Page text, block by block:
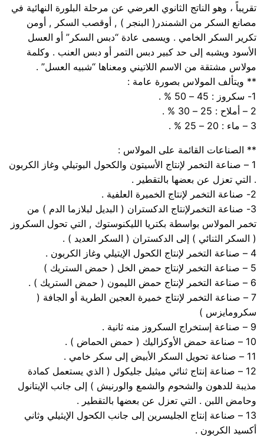
تقريباً ، وهو الناتج الثانوي العرضي عن مرحلة البلورة النهائية في
مصانع السكر من الشمندر( البنجر ) , أوقصب السكر , أومن
تكرير السكر الخامي . ويسمى عادة “دبس السكر” أو العسل
الأسود ويشبه إلى حد كبير دبس التمر أو دبس العنب . وكلمة
مولاس مشتقة من الاسم اللاتيني ومعناها “شبيه العسل” .
** ويتألف المولاس بصورة عامة :
1- سكروز : 45 – 50 % .
2 – أملاح : 25 – 30 % .
3 – ماء : 20 – 25 % .
** الصناعات القائمة على المولاس :
1 – صناعة التخمر لإنتاج الأسيتون والكحول البوتيلي وغاز الكربون
. التي تعزل عن بعضها بالتقطير .
2- صناعة التخمر لإنتاج الخميرة العلفية .
3- صناعة التخمرلإنتاج الدكستران ( البديل لبلازما الدم ) من
تخمر المولاس بواسطة بكتريا الليكنوستوك , التي تحول السكروز
( السكر الثنائي ) إلى الدكستران ( السكر العديد ) .
4 – صناعة التخمر لإنتاج الكحول الإيتيلي وغاز الكربون .
5 – صناعة التخمر لإنتاج حمض الخل ( حمض الستريك )
6 – صناعة التخمر لإنتاج حمض الليمون ( حمض الستريك ) .
7 – صناعة التخمر لإنتاج خميرة العجين الطرية أو الجافة (
سكرومايزس )
9 – صناعة إستخراج السكروز منه ثانية .
10 – صناعة حمض الأوكزاليك ( حمض الحماض ) .
11 – صناعة تحويل السكر الأبيض إلى سكر خامي .
12 – صناعة إنتاج ثنائي ميثيل جليكول ( الذي يستعمل كمادة
مذيبة للدهون والشحوم والشمع والورنيش ) إلى جانب الإيتانول
وحامض اللبن . التي تعزل عن بعضها بالتقطير .
13 – صناعة إنتاج الجليسرين إلى جانب الكحول الإيثيلي وثاني
أكسيد الكربون .